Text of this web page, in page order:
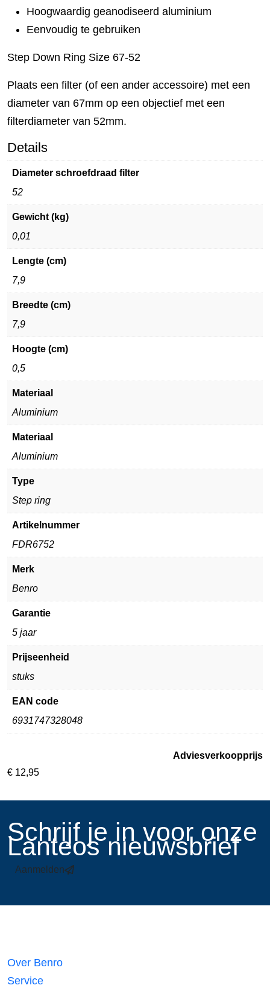
Hoogwaardig geanodiseerd aluminium
Eenvoudig te gebruiken
Step Down Ring Size 67-52
Plaats een filter (of een ander accessoire) met een
diameter van 67mm op een objectief met een
filterdiameter van 52mm.
Details
Diameter schroefdraad filter
52
Gewicht (kg)
0,01
Lengte (cm)
7,9
Breedte (cm)
7,9
Hoogte (cm)
0,5
Materiaal
Aluminium
Materiaal
Aluminium
Type
Step ring
Artikelnummer
FDR6752
Merk
Benro
Garantie
5 jaar
Prijseenheid
stuks
EAN code
6931747328048
Adviesverkoopprijs
€ 12,95
​Schrijf je in voor onze
Lanteos nieuwsbrief
Aanmelden
Over Benro
Service